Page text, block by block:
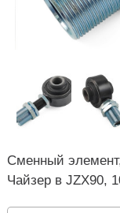
Сменный
Чайзер в JZX90,